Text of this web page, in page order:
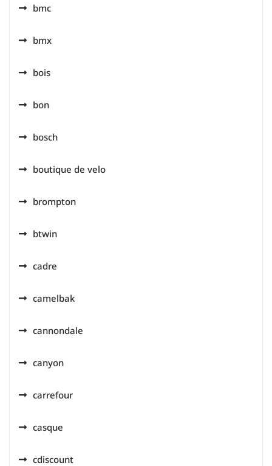
bmc
bmx
bois
bon
bosch
boutique de velo
brompton
btwin
cadre
camelbak
cannondale
canyon
carrefour
casque
cdiscount